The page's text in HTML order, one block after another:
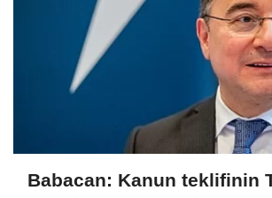
Babacan: Kanun teklifinin